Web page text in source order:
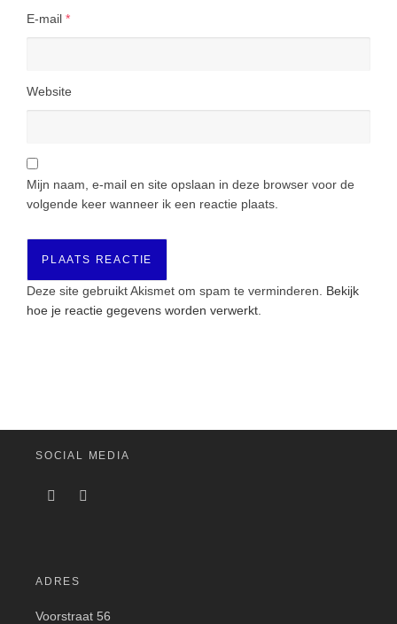
E-mail *
Website
Mijn naam, e-mail en site opslaan in deze browser voor de
volgende keer wanneer ik een reactie plaats.
Deze site gebruikt Akismet om spam te verminderen. Bekijk
hoe je reactie gegevens worden verwerkt
SOCIAL MEDIA
ADRES
Voorstraat 56